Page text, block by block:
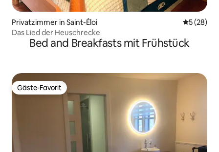
Privatzimmer in Saint-Éloi
5 (28)
Das Lied der Heuschrecke
Bed and Breakfasts mit Frühstück
Gäste-Favorit
Gäste-Favorit